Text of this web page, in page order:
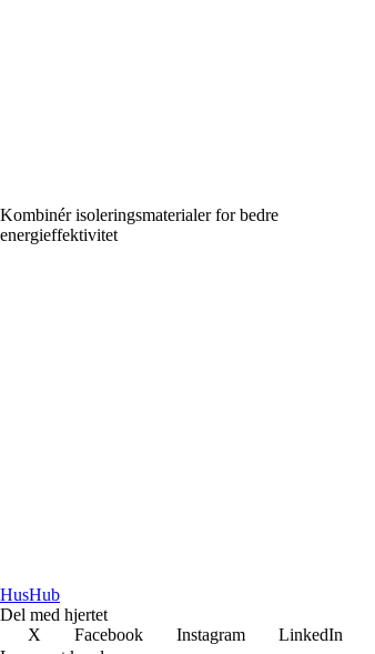
Kombinér isoleringsmaterialer for bedre
energieffektivitet
HusHub
Del med hjertet
X
Facebook Instagram LinkedIn